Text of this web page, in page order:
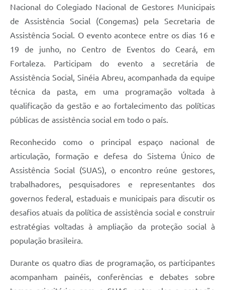
Nacional do Colegiado Nacional de Gestores Municipais
de Assistência Social (Congemas) pela Secretaria de
Assistência Social. O evento acontece entre os dias 16 e
19 de junho, no Centro de Eventos do Ceará, em
Fortaleza. Participam do evento a secretária de
Assistência Social, Sinéia Abreu, acompanhada da equipe
técnica da pasta, em uma programação voltada à
qualificação da gestão e ao fortalecimento das políticas
públicas de assistência social em todo o país.
Reconhecido como o principal espaço nacional de
articulação, formação e defesa do Sistema Único de
Assistência Social (SUAS), o encontro reúne gestores,
trabalhadores, pesquisadores e representantes dos
governos federal, estaduais e municipais para discutir os
desafios atuais da política de assistência social e construir
estratégias voltadas à ampliação da proteção social à
população brasileira.
Durante os quatro dias de programação, os participantes
acompanham painéis, conferências e debates sobre